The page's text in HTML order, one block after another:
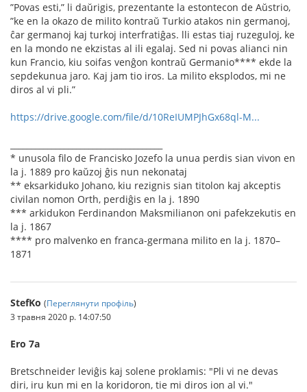
”Povas esti,” li daŭrigis, prezentante la estontecon de Aŭstrio,
”ke en la okazo de milito kontraŭ Turkio atakos nin germanoj,
ĉar germanoj kaj turkoj interfratiĝas. lli estas tiaj ruzeguloj, ke
en la mondo ne ekzistas al ili egalaj. Sed ni povas alianci nin
kun Francio, kiu soifas venĝon kontraŭ Germanio**** ekde la
sepdekunua jaro. Kaj jam tio iros. La milito eksplodos, mi ne
diros al vi pli.”
https://drive.google.com/file/d/10ReIUMPJhGx68ql-M...
* unusola ﬁlo de Francisko Jozefo la unua perdis sian vivon en
la j. 1889 pro kaŭzoj ĝis nun nekonataj
** eksarkiduko Johano, kiu rezignis sian titolon kaj akceptis
civilan nomon Orth, perdiĝis en la j. 1890
*** arkidukon Ferdinandon Maksmilianon oni pafekzekutis en
la j. 1867
**** pro malvenko en franca-germana milito en la j. 1870–
1871
StefKo (Переглянути профіль)
3 травня 2020 р. 14:07:50
Ero 7a
Bretschneider leviĝis kaj solene proklamis: "Pli vi ne devas
diri, iru kun mi en la koridoron, tie mi diros ion al vi."